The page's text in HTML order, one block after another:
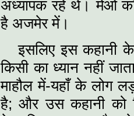
अध्‍यापक रहे थे। मेओ
है अजमेर में।
इसलिए इस कहानी
किसी का ध्‍यान नहीं
माहौल में-यहाँ के लोग
है; और उस कहानी को